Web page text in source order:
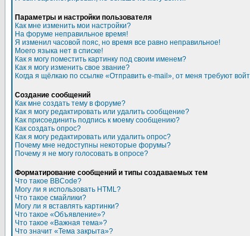
Параметры и настройки пользователя
Как мне изменить мои настройки?
На форуме неправильное время!
Я изменил часовой пояс, но время все равно неправильное!
Моего языка нет в списке!
Как я могу поместить картинку под своим именем?
Как я могу изменить свое звание?
Когда я щёлкаю по ссылке «Отправить e-mail», от меня требуют
Создание сообщений
Как мне создать тему в форуме?
Как я могу редактировать или удалить сообщение?
Как присоединить подпись к моему сообщению?
Как создать опрос?
Как я могу редактировать или удалить опрос?
Почему мне недоступны некоторые форумы?
Почему я не могу голосовать в опросе?
Форматирование сообщений и типы создаваемых тем
Что такое BBCode?
Могу ли я использовать HTML?
Что такое смайлики?
Могу ли я вставлять картинки?
Что такое «Объявление»?
Что такое «Важная тема»?
Что значит «Тема закрыта»?